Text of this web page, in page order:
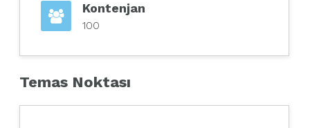
Kontenjan
100
Temas Noktası